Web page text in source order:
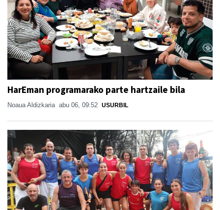
HarEman programarako parte hartzaile bila
Noaua Aldizkaria abu 06, 09:52 USURBIL